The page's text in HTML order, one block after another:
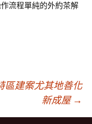
流程單純的外約茶解
區建案尤其地善化
新成屋 →